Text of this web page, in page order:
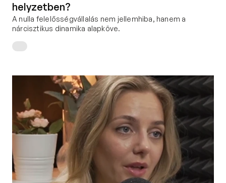
helyzetben?
A nulla felelősségvállalás nem jellemhiba, hanem a
nárcisztikus dinamika alapköve.